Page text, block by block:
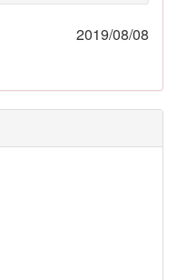
2019/08/08